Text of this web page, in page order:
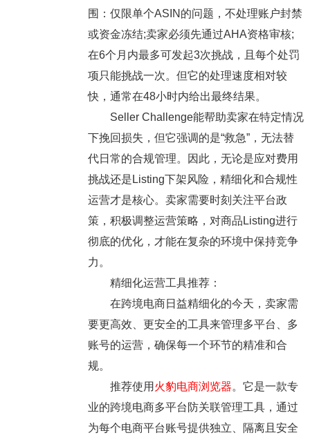
围：仅限单个ASIN的问题，不处理账户封禁
或资金冻结;卖家必须先通过AHA资格审核;
在6个月内最多可发起3次挑战，且每个处罚
项只能挑战一次。但它的处理速度相对较
快，通常在48小时内给出最终结果。
Seller Challenge能帮助卖家在特定情况
下挽回损失，但它强调的是“救急”，无法替
代日常的合规管理。因此，无论是应对费用
挑战还是Listing下架风险，精细化和合规性
运营才是核心。卖家需要时刻关注平台政
策，积极调整运营策略，对商品Listing进行
彻底的优化，才能在复杂的环境中保持竞争
力。
精细化运营工具推荐：
在跨境电商日益精细化的今天，卖家需
要更高效、更安全的工具来管理多平台、多
账号的运营，确保每一个环节的精准和合
规。
推荐使用 火豹电商浏览器。它是一款专
业的跨境电商多平台防关联管理工具，通过
为每个电商平台账号提供独立、隔离且安全